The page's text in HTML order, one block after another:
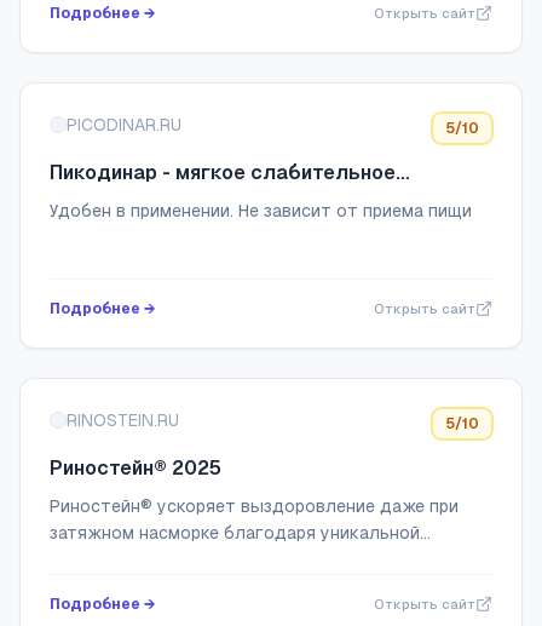
Подробнее → Открыть сайт
PICODINAR.RU 5/10
Пикодинар - мягкое слабительное
средство с прогнозируемым действием
Удобен в применении. Не зависит от приема пищи
Подробнее → Открыть сайт
RINOSTEIN.RU 5/10
Риностейн® 2025
Риностейн® ускоряет выздоровление даже при
затяжном насморке благодаря уникальной
защища...
Подробнее → Открыть сайт